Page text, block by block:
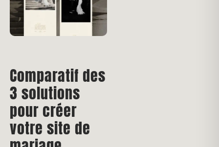
Comparatif des
3 solutions
pour créer
votre site de